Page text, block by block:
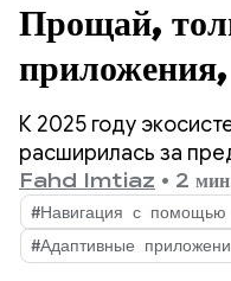
Прощай,
приложения,
обновления
создания
приложений.
К 2025 году
расширилась за
разработчиков есть
более 500
включая складные
устройства XR,
Fahd Imtiaz • 2 мин
#Навигация с помощью
#Адаптивные